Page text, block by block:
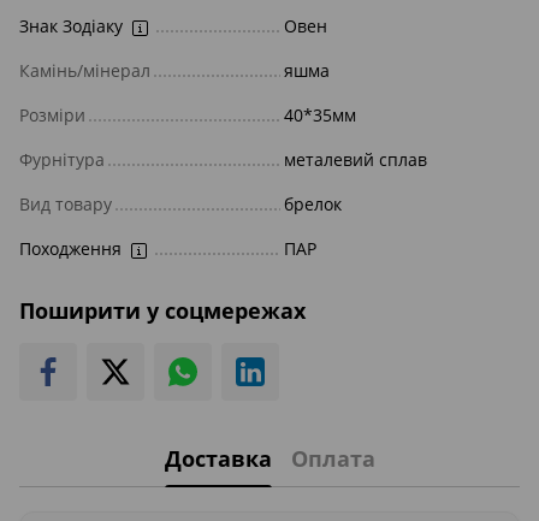
Знак Зодіаку
Овен
Камінь/мінерал
яшма
Розміри
40*35мм
Фурнітура
металевий сплав
Вид товару
брелок
Походження
ПАР
Поширити у соцмережах
Доставка Оплата